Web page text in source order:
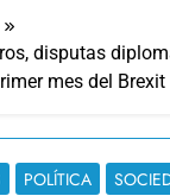
disputas
mes del Brexit
POLÍTICA